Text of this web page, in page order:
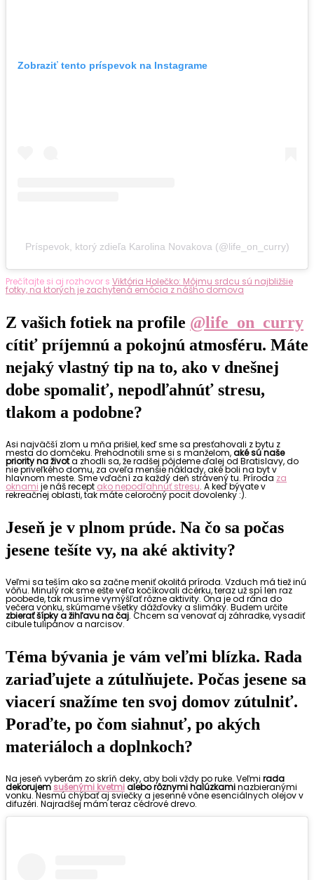
Zobraziť tento príspevok na Instagrame
Príspevok, ktorý zdieľa Karolina Novakova (@life_on_curry)
Prečítajte si aj rozhovor s Viktória Holečko: Môjmu srdcu sú najbližšie
fotky, na ktorých je zachytená emócia z nášho domova
Z vašich fotiek na profile @life_on_curry
cítiť príjemnú a pokojnú atmosféru. Máte
nejaký vlastný tip na to, ako v dnešnej
dobe spomaliť, nepodľahnúť stresu,
tlakom a podobne?
Asi najväčší zlom u mňa prišiel, keď sme sa presťahovali z bytu z
mesta do domčeku. Prehodnotili sme si s manželom,aké sú naše
priority na života zhodli sa, že radšej pôjdeme ďalej od Bratislavy, do
nie priveľkého domu, za oveľa menšie náklady, aké boli na byt v
hlavnom meste. Sme vďační za každý deň strávený tu. Príroda za
oknami je náš recept ako nepodľahnúť stresu. A keď bývate v
rekreačnej oblasti, tak máte celoročný pocit dovolenky :).
Jeseň je v plnom prúde. Na čo sa počas
jesene tešíte vy, na aké aktivity?
Veľmi sa teším ako sa začne meniť okolitá príroda. Vzduch má tiež inú
vôňu. Minulý rok sme ešte veľa kočíkovali dcérku, teraz už spí len raz
poobede, tak musíme vymýšľať rôzne aktivity. Ona je od rána do
večera vonku, skúmame všetky dážďovky a slimáky. Budem určite
zbierať šípky a žihľavu na čaj. Chcem sa venovať aj záhradke, vysadiť
cibule tulipánov a narcisov.
Téma bývania je vám veľmi blízka. Rada
zariaďujete a zútulňujete. Počas jesene sa
viacerí snažíme ten svoj domov zútulniť.
Poraďte, po čom siahnuť, po akých
materiáloch a doplnkoch?
Na jeseň vyberám zo skríň deky, aby boli vždy po ruke. Veľmi rada
dekorujemsušenými kvetmialebo rôznymi halúzkaminazbieranými
vonku. Nesmú chýbať aj sviečky a jesenné vône esenciálnych olejov v
difuzéri. Najradšej mám teraz cédrové drevo.